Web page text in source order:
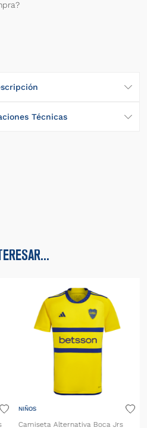
Técnicas
NIÑOS
Camiseta Alternativa Boca Jrs